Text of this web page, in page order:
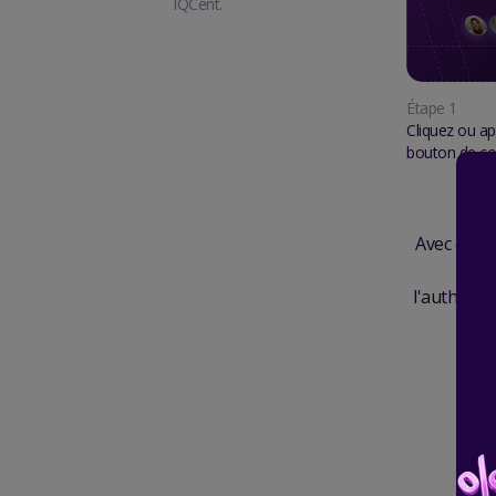
Étape 1
Cliquez ou
bouton de
Avec ce